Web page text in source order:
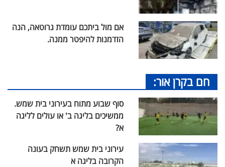
אם מול ביתכם עומדת גרוטאה, הנה
הזדמנות להיפטר ממנה.
חם בקרן אור:
סוף שבוע מתוח בעירוני בית שמש.
ממשיכים בליגה ב' או עולים לליגה
א?
עירוני בית שמש תשחק בעונה
הקרובה בליגה א